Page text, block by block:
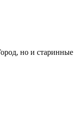
но и старинные